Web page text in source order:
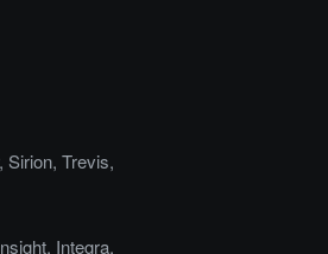
Sirion, Trevis,
Integra,